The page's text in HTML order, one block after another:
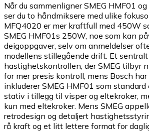
Når du sammenligner SMEG HMF01
ser du to håndmiksere med ulike
MFQ4020 er mer kraftfull med 450W
SMEG HMF01s 250W, noe som kan
deigoppgaver, selv om anmeldelser
modellens stillegående drift. Et
hastighetskontrollen, der SMEG tilbyr
for mer presis kontroll, mens Bosch har
inkluderer SMEG HMF01 som
stativ i tillegg til visper og eltekroker,
kun med eltekroker. Mens SMEG
retrodesign og detaljert
rå kraft og et litt lettere format for